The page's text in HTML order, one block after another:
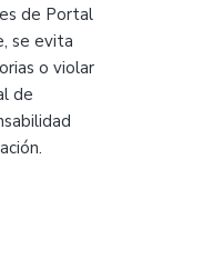
de Portal
se evita
o violar
de